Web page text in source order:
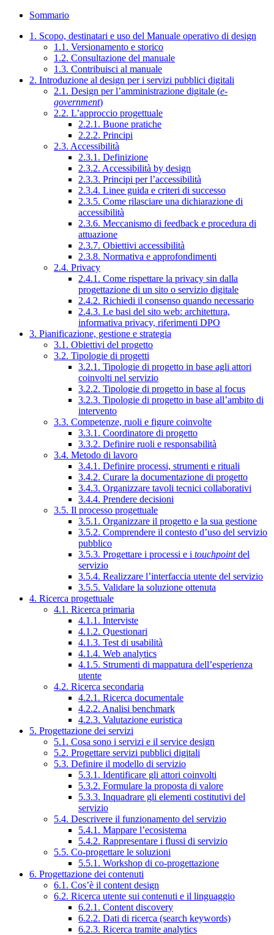
Sommario
1. Scopo, destinatari e uso del Manuale operativo di design
1.1. Versionamento e storico
1.2. Consultazione del manuale
1.3. Contribuisci al manuale
2. Introduzione al design per i servizi pubblici digitali
2.1. Design per l’amministrazione digitale (e-
government)
2.2. L’approccio progettuale
2.2.1. Buone pratiche
2.2.2. Principi
2.3. Accessibilità
2.3.1. Definizione
2.3.2. Accessibilità by design
2.3.3. Principi per l’accessibilità
2.3.4. Linee guida e criteri di successo
2.3.5. Come rilasciare una dichiarazione di
accessibilità
2.3.6. Meccanismo di feedback e procedura di
attuazione
2.3.7. Obiettivi accessibilità
2.3.8. Normativa e approfondimenti
2.4. Privacy
2.4.1. Come rispettare la privacy sin dalla
progettazione di un sito o servizio digitale
2.4.2. Richiedi il consenso quando necessario
2.4.3. Le basi del sito web: architettura,
informativa privacy, riferimenti DPO
3. Pianificazione, gestione e strategia
3.1. Obiettivi del progetto
3.2. Tipologie di progetti
3.2.1. Tipologie di progetto in base agli attori
coinvolti nel servizio
3.2.2. Tipologie di progetto in base al focus
3.2.3. Tipologie di progetto in base all’ambito di
intervento
3.3. Competenze, ruoli e figure coinvolte
3.3.1. Coordinatore di progetto
3.3.2. Definire ruoli e responsabilità
3.4. Metodo di lavoro
3.4.1. Definire processi, strumenti e rituali
3.4.2. Curare la documentazione di progetto
3.4.3. Organizzare tavoli tecnici collaborativi
3.4.4. Prendere decisioni
3.5. Il processo progettuale
3.5.1. Organizzare il progetto e la sua gestione
3.5.2. Comprendere il contesto d’uso del servizio
pubblico
3.5.3. Progettare i processi e i touchpointdel
servizio
3.5.4. Realizzare l’interfaccia utente del servizio
3.5.5. Validare la soluzione ottenuta
4. Ricerca progettuale
4.1. Ricerca primaria
4.1.1. Interviste
4.1.2. Questionari
4.1.3. Test di usabilità
4.1.4. Web analytics
4.1.5. Strumenti di mappatura dell’esperienza
utente
4.2. Ricerca secondaria
4.2.1. Ricerca documentale
4.2.2. Analisi benchmark
4.2.3. Valutazione euristica
5. Progettazione dei servizi
5.1. Cosa sono i servizi e il service design
5.2. Progettare servizi pubblici digitali
5.3. Definire il modello di servizio
5.3.1. Identificare gli attori coinvolti
5.3.2. Formulare la proposta di valore
5.3.3. Inquadrare gli elementi costitutivi del
servizio
5.4. Descrivere il funzionamento del servizio
5.4.1. Mappare l’ecosistema
5.4.2. Rappresentare i flussi di servizio
5.5. Co-progettare le soluzioni
5.5.1. Workshop di co-progettazione
6. Progettazione dei contenuti
6.1. Cos’è il content design
6.2. Ricerca utente sui contenuti e il linguaggio
6.2.1. Content discovery
6.2.2. Dati di ricerca (search keywords)
6.2.3. Ricerca tramite analytics